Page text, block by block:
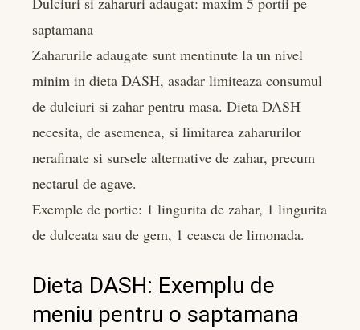
saptamana
Zaharurile adaugate sunt mentinute la un nivel
minim in dieta DASH, asadar limiteaza consumul
de dulciuri si zahar pentru masa. Dieta DASH
necesita, de asemenea, si limitarea zaharurilor
nerafinate si sursele alternative de zahar, precum
nectarul de agave.
Exemple de portie: 1 lingurita de zahar, 1 lingurita
de dulceata sau de gem, 1 ceasca de limonada.
Dieta DASH: Exemplu de
meniu pentru o saptamana